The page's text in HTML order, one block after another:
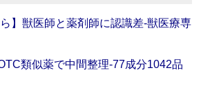
】獣医師と薬剤師に認識差‐獣医療専
類似薬で中間整理‐77成分1042品